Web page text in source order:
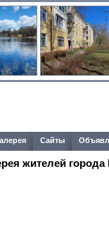
Сайты
жителей города